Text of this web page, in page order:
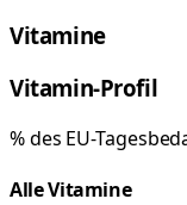
Vitamine
Vitamin-Profil
% des EU-
Alle Vitamine